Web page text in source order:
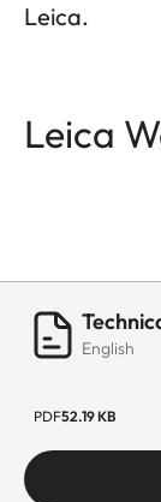
Leica.
Leica
English
PDF52.19 KB